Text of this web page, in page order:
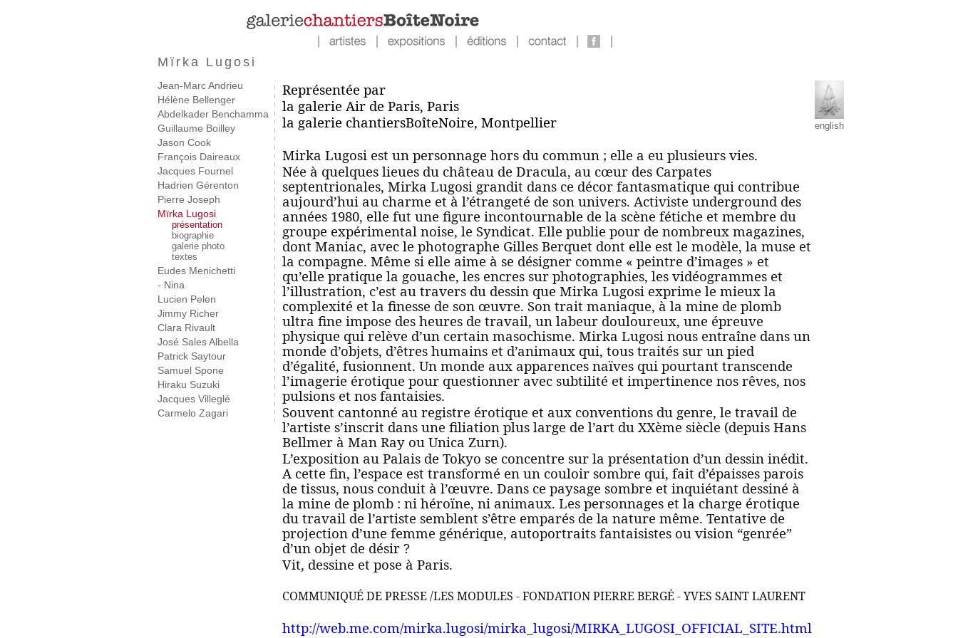
Mïrka Lugosi
Jean-Marc Andrieu
Hélène Bellenger
Abdelkader Benchamma
Guillaume Boilley
Jason Cook
François Daireaux
Jacques Fournel
Hadrien Gérenton
Pierre Joseph
Mïrka Lugosi
présentation
biographie
galerie photo
textes
Eudes Menichetti
- Nina
Lucien Pelen
Jimmy Richer
Clara Rivault
José Sales Albella
Patrick Saytour
Samuel Spone
Hiraku Suzuki
Jacques Villeglé
Carmelo Zagari
Représentée par
la galerie Air de Paris, Paris
la galerie chantiersBoîteNoire, Montpellier
Mirka Lugosi est un personnage hors du commun ; elle a eu plusieurs vies.
Née à quelques lieues du château de Dracula, au cœur des Carpates
septentrionales, Mirka Lugosi grandit dans ce décor fantasmatique qui contribue
aujourd’hui au charme et à l’étrangeté de son univers. Activiste underground des
années 1980, elle fut une figure incontournable de la scène fétiche et membre du
groupe expérimental noise, le Syndicat. Elle publie pour de nombreux magazines,
dont Maniac, avec le photographe Gilles Berquet dont elle est le modèle, la muse et
la compagne. Même si elle aime à se désigner comme « peintre d’images » et
qu’elle pratique la gouache, les encres sur photographies, les vidéogrammes et
l’illustration, c’est au travers du dessin que Mirka Lugosi exprime le mieux la
complexité et la finesse de son œuvre. Son trait maniaque, à la mine de plomb
ultra fine impose des heures de travail, un labeur douloureux, une épreuve
physique qui relève d’un certain masochisme. Mirka Lugosi nous entraîne dans un
monde d’objets, d’êtres humains et d’animaux qui, tous traités sur un pied
d’égalité, fusionnent. Un monde aux apparences naïves qui pourtant transcende
l’imagerie érotique pour questionner avec subtilité et impertinence nos rêves, nos
pulsions et nos fantaisies.
Souvent cantonné au registre érotique et aux conventions du genre, le travail de
l’artiste s’inscrit dans une filiation plus large de l’art du XXème siècle (depuis Hans
Bellmer à Man Ray ou Unica Zurn).
L’exposition au Palais de Tokyo se concentre sur la présentation d’un dessin inédit.
A cette fin, l’espace est transformé en un couloir sombre qui, fait d’épaisses parois
de tissus, nous conduit à l’œuvre. Dans ce paysage sombre et inquiétant dessiné à
la mine de plomb : ni héroïne, ni animaux. Les personnages et la charge érotique
du travail de l’artiste semblent s’être emparés de la nature même. Tentative de
projection d’une femme générique, autoportraits fantaisistes ou vision “genrée”
d’un objet de désir ?
Vit, dessine et pose à Paris.
COMMUNIQUÉ DE PRESSE /LES MODULES - FONDATION PIERRE BERGÉ - YVES SAINT LAURENT
http://web.me.com/mirka.lugosi/mirka_lugosi/MIRKA_LUGOSI_OFFICIAL_SITE.html
english